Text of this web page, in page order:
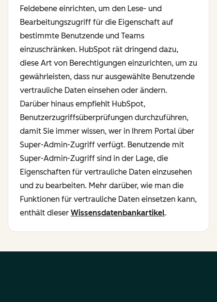
Feldebene einrichten, um den Lese- und
Bearbeitungszugriff für die Eigenschaft auf
bestimmte Benutzende und Teams
einzuschränken. HubSpot rät dringend dazu,
diese Art von Berechtigungen einzurichten, um zu
gewährleisten, dass nur ausgewählte Benutzende
vertrauliche Daten einsehen oder ändern.
Darüber hinaus empfiehlt HubSpot,
Benutzerzugriffsüberprüfungen durchzuführen,
damit Sie immer wissen, wer in Ihrem Portal über
Super-Admin-Zugriff verfügt. Benutzende mit
Super-Admin-Zugriff sind in der Lage, die
Eigenschaften für vertrauliche Daten einzusehen
und zu bearbeiten. Mehr darüber, wie man die
Funktionen für vertrauliche Daten einsetzen kann,
enthält dieser Wissensdatenbankartikel.